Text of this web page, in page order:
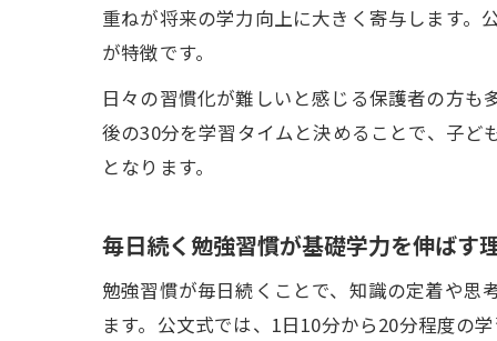
重ねが将来の学力向上に大きく寄与します。
が特徴です。
日々の習慣化が難しいと感じる保護者の方
後の30分を学習タイムと決めることで、子
となります。
毎日続く勉強習慣が基礎学力を伸ばす
勉強習慣が毎日続くことで、知識の定着や思
ます。公文式では、1日10分から20分程度の